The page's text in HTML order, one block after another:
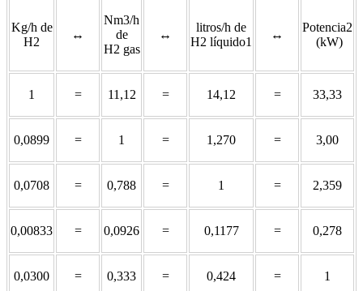
Kg/h de
H2
↔
Nm3/h
de
H2 gas
↔
litros/h de
H2 líquido1
↔
Potencia2
(kW)
1 = 11,12 = 14,12 = 33,33
0,0899 = 1 = 1,270 = 3,00
0,0708 = 0,788 = 1 = 2,359
0,00833 = 0,0926 = 0,1177 = 0,278
0,0300 = 0,333 = 0,424 = 1